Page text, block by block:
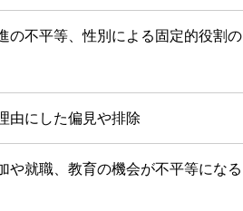
の不平等、性別による固定的役割の
由にした偏見や排除
や就職、教育の機会が不平等になる